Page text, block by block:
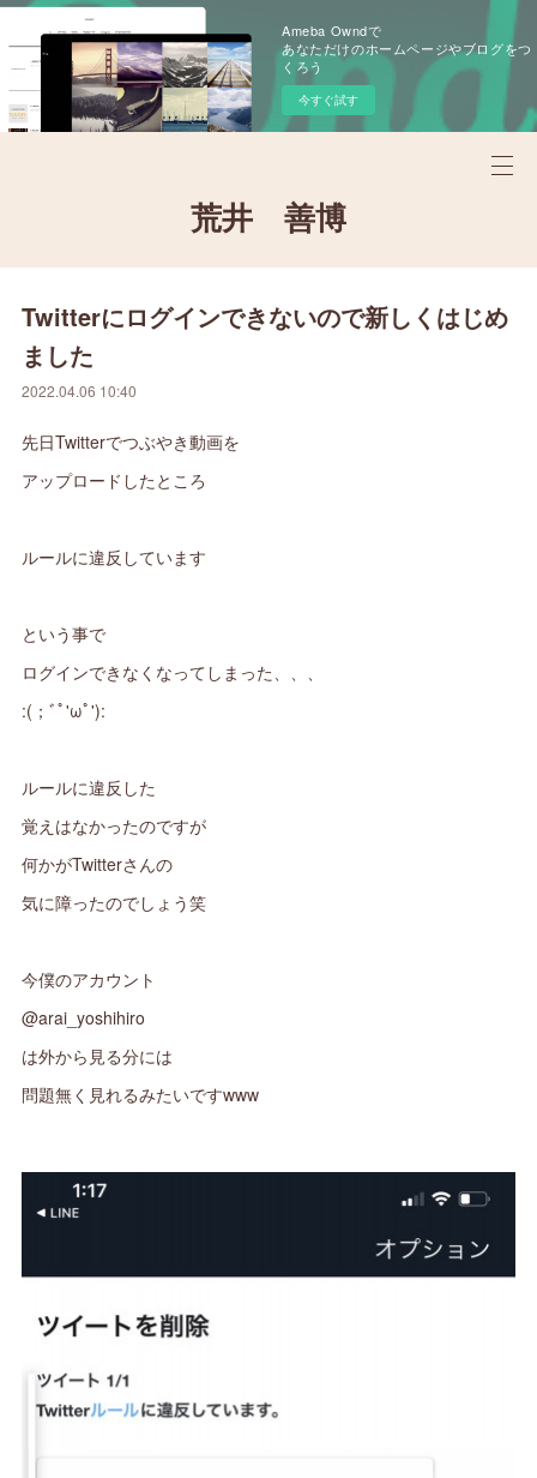
Ameba Owndで
あなただけのホームページやブログをつ
くろう
今すぐ試す
荒井 善博
Twitterにログインできないので新しくはじめ
ました
2022.04.06 10:40
先日Twitterでつぶやき動画を
アップロードしたところ
ルールに違反しています
という事で
ログインできなくなってしまった、、、
:(；ﾞﾟ'ωﾟ'):
ルールに違反した
覚えはなかったのですが
何かがTwitterさんの
気に障ったのでしょう笑
今僕のアカウント
@arai_yoshihiro
は外から見る分には
問題無く見れるみたいですwww